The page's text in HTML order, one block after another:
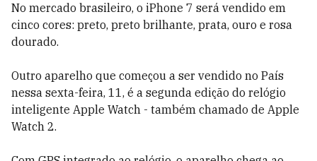
No mercado brasileiro, o iPhone 7 será vendido em
cinco cores: preto, preto brilhante, prata, ouro e rosa
dourado.
Outro aparelho que começou a ser vendido no País
nessa sexta-feira, 11, é a segunda edição do relógio
inteligente Apple Watch - também chamado de Apple
Watch 2.